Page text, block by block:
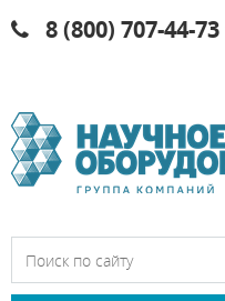
8 (800) 707-44-73